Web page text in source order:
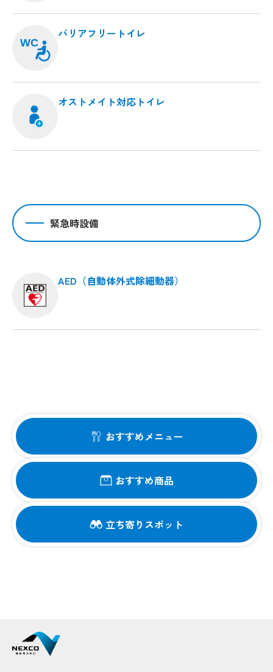
WC
バリアフリートイレ
オストメイト対応トイレ
緊急時設備
AED（自動体外式除細動器）
おすすめメニュー
おすすめ商品
立ち寄りスポット